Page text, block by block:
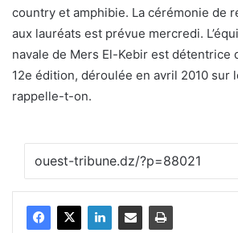
country et amphibie. La cérémonie de
aux lauréats est prévue mercredi.
navale de Mers El-Kebir est détentrice
12e édition, déroulée en avril 2010 sur
rappelle-t-on.